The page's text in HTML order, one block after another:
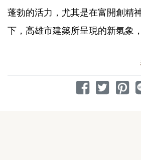
蓬勃的活力，尤其是在富開創精
下，高雄市建築所呈現的新氣象
分享文
分享到 Facebook
分享到分享到